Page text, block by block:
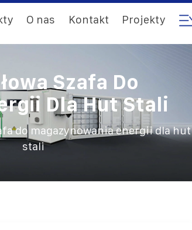
O nas Kontakt Projekty
Szafa Do
Dla Hut Stali
do magazynowania energii dla hut
stali